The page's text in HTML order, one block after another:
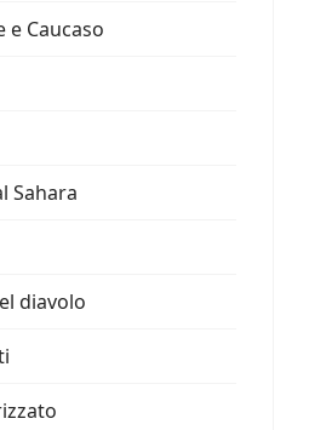
e Caucaso
Sahara
diavolo